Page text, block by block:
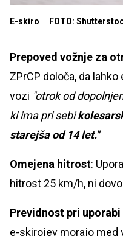
E-skiro FOTO:
Prepoved vožnje za
ZPrCP določa, da
vozi "otrok od
ki ima pri sebi
starejša od 14 let."
Omejena hitrost:
hitrost 25 km/h, ni
Previdnost pri
e-skirojev morajo med